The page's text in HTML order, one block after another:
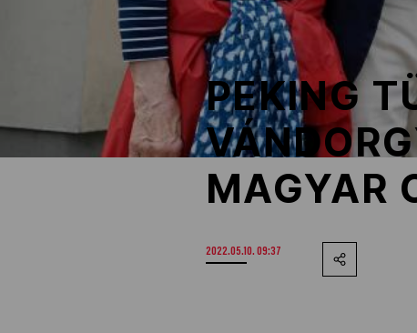
Adatbank
PEKING
MAGYAR
2022.05.10. 09:37